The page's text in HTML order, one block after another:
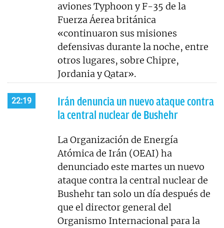
aviones Typhoon y F-35 de la
Fuerza Áerea británica
«continuaron sus misiones
defensivas durante la noche, entre
otros lugares, sobre Chipre,
Jordania y Qatar».
22:19
Irán denuncia un nuevo ataque contra
la central nuclear de Bushehr
La Organización de Energía
Atómica de Irán (OEAI) ha
denunciado este martes un nuevo
ataque contra la central nuclear de
Bushehr tan solo un día después de
que el director general del
Organismo Internacional para la